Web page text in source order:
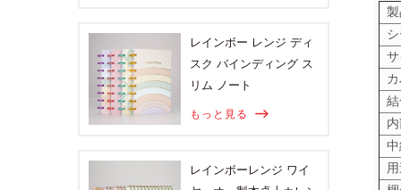
レインボー レンジ ディ
スク バインディング ス
リム ノート
もっと見る
レインボーレンジ ワイ